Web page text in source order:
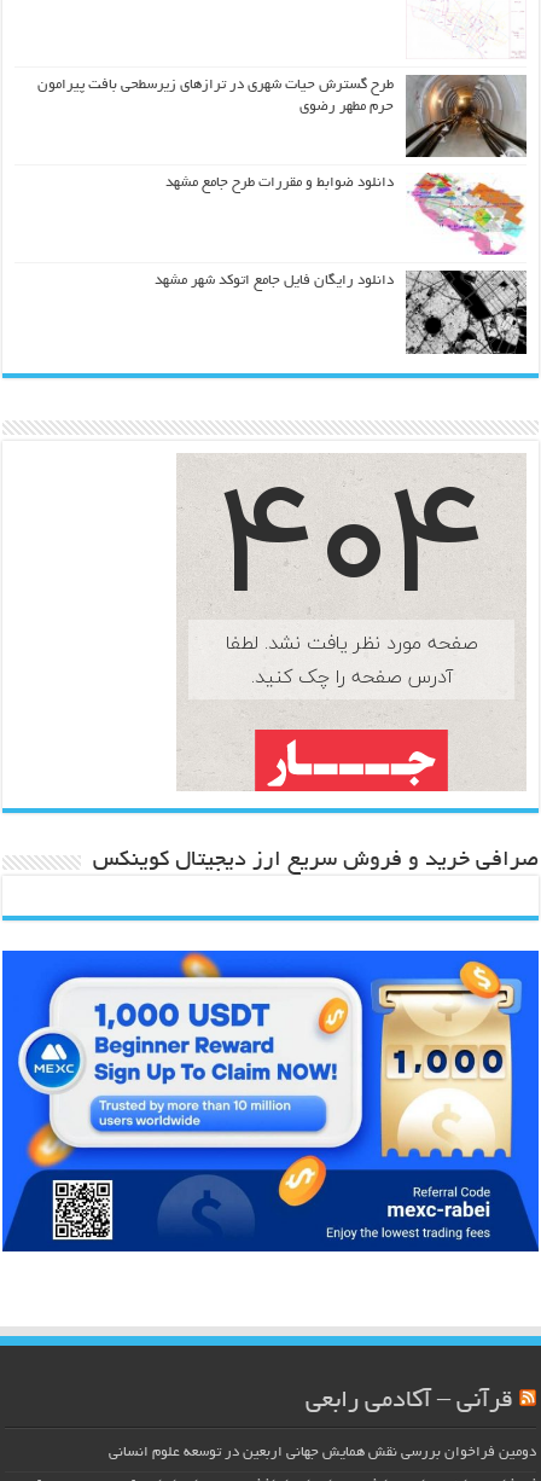
طرح گسترش حیات شهري در ترازهاي زیرسطحی بافت پیرامون
حرم مطهر رضوي
دانلود ضوابط و مقررات طرح جامع مشهد
دانلود رایگان فایل جامع اتوکد شهر مشهد
صرافی خرید و فروش سریع ارز دیجیتال کوینکس
قرآنی – آکادمی رابعی
دومین فراخوان بررسی نقش همایش جهانی اربعین در توسعه علوم انسانی